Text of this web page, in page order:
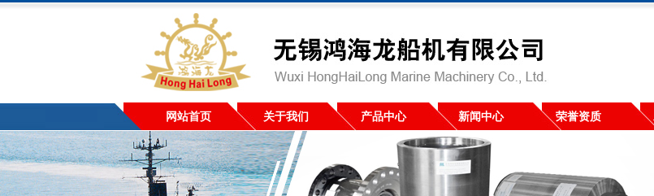
网站首页 关于我们 产品中心 新闻中心 荣誉资质